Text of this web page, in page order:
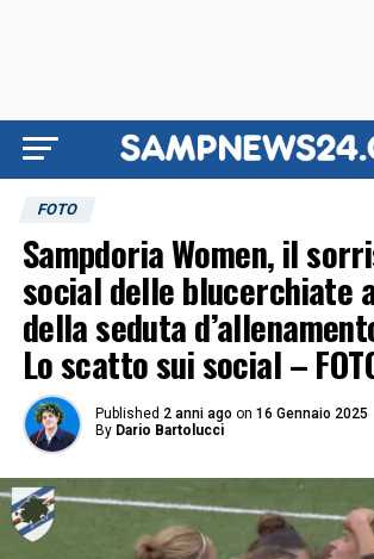
FOTO
Sampdoria Women, il
social delle blucerchiate
della seduta
Lo scatto sui social –
Published 2 anni ago on 16 Gennaio 2025
By Dario Bartolucci